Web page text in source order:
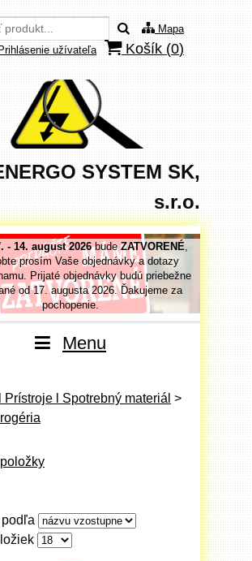
Mapa
užívateľa Košík (0)
SYSTEM SK,
s.r.o.
- 14. august 2026bude ZATVORENÉ,
prosím Vaše objednávky a dotazy
Prijaté objednávky budú priebežne
od 17. augusta 2026. Ďakujeme za
pochopenie.
V
tomuto
Menu
Prístroje l Spotrebný materiál >